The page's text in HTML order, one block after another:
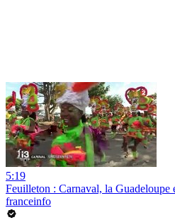
5:19
Feuilleton : Carnaval, la Guadeloupe
franceinfo